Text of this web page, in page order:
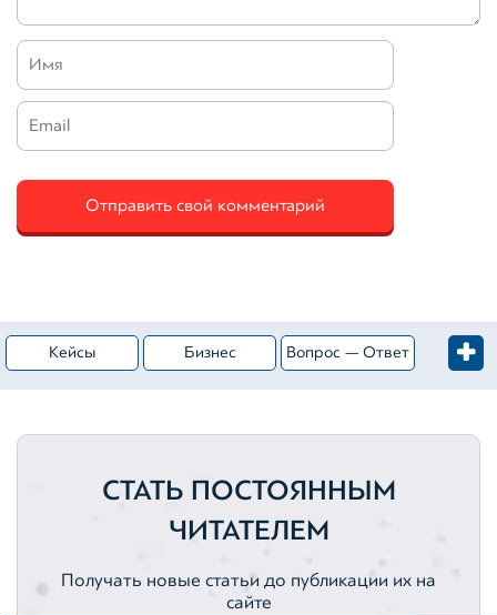
Кейсы Бизнес Вопрос — Ответ
Активы
Нематериальные активы Вебинары
СТАТЬ ПОСТОЯННЫМ
ЧИТАТЕЛЕМ
Получать новые статьи до публикации их на
сайте